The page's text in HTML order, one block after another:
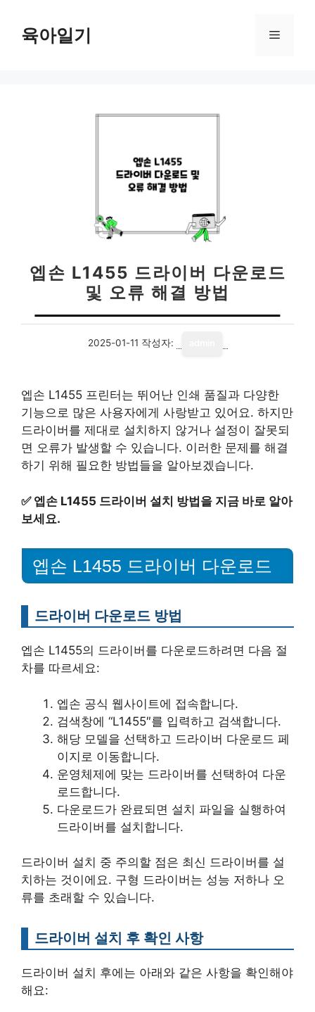
육아일기 메
엡손 L1455 드라이버 다운로드
및 오류 해결 방법
2025-01-11 작성자:
엡손 L1455 프린터는 뛰어난 인쇄 품질과 다양한
기능으로 많은 사용자에게 사랑받고 있어요. 하지만
드라이버를 제대로 설치하지 않거나 설정이 잘못되
면 오류가 발생할 수 있습니다. 이러한 문제를 해결
하기 위해 필요한 방법들을 알아보겠습니다.
✅ 엡손 L1455 드라이버 설치 방법을 지금 바로 알아
보세요.
엡손 L1455 드라이버 다운로드
드라이버 다운로드 방법
엡손 L1455의 드라이버를 다운로드하려면 다음 절
차를 따르세요:
엡손 공식 웹사이트에 접속합니다.
검색창에 “L1455″를 입력하고 검색합니다.
해당 모델을 선택하고 드라이버 다운로드 페
이지로 이동합니다.
운영체제에 맞는 드라이버를 선택하여 다운
로드합니다.
다운로드가 완료되면 설치 파일을 실행하여
드라이버를 설치합니다.
드라이버 설치 중 주의할 점은 최신 드라이버를 설
치하는 것이에요. 구형 드라이버는 성능 저하나 오
류를 초래할 수 있습니다.
드라이버 설치 후 확인 사항
드라이버 설치 후에는 아래와 같은 사항을 확인해야
해요: